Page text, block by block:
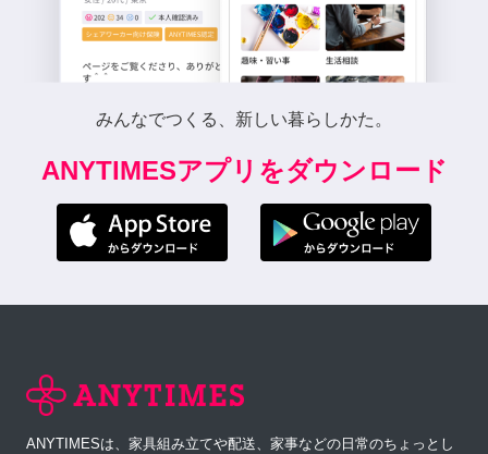
みんなでつくる、新しい暮らしかた。
ANYTIMESアプリをダウンロード
ANYTIMESは、家具組み立てや配送、家事などの日常のちょっとし